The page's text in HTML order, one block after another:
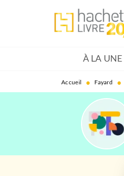
MENU
À LA UNE
Accueil • Fayard •